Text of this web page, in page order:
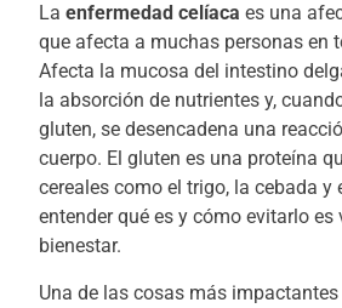
Laenfermedad celíaca es una
que afecta a muchas personas en
Afecta la mucosa del intestino
la absorción de nutrientes y,
gluten, se desencadena una
cuerpo. El gluten es una proteína
cereales como el trigo, la cebada y
entender qué es y cómo evitarlo
bienestar.
Una de las cosas más